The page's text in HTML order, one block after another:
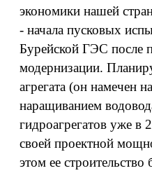
экономики нашей
- начала пусковых
Бурейской ГЭС после
модернизации.
агрегата (он намечен
наращиванием
гидроагрегатов уже в
своей проектной
этом ее строительство